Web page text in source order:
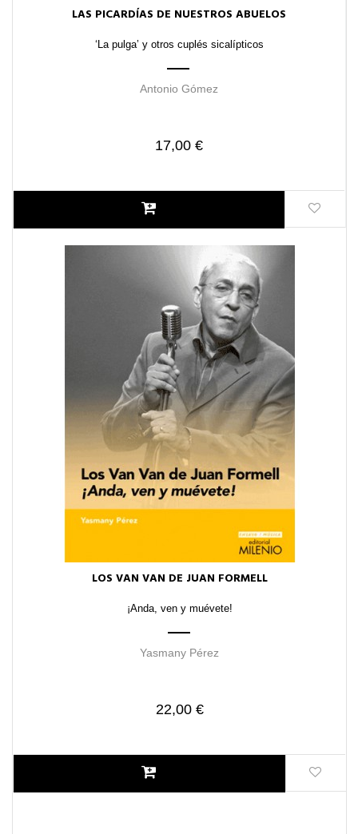
LAS PICARDÍAS DE NUESTROS ABUELOS
‘La pulga’ y otros cuplés sicalípticos
Antonio Gómez
17,00 €
LOS VAN VAN DE JUAN FORMELL
¡Anda, ven y muévete!
Yasmany Pérez
22,00 €